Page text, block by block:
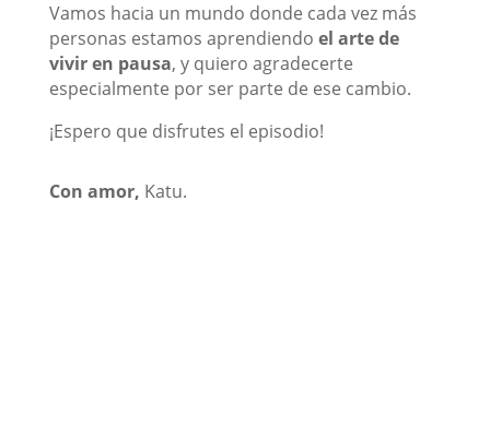
Vamos hacia un mundo donde cada vez más
personas estamos aprendiendo el arte de
vivir en pausa, y quiero agradecerte
especialmente por ser parte de ese cambio.⁣
¡Espero que disfrutes el episodio!⁣
Con amor, Katu.